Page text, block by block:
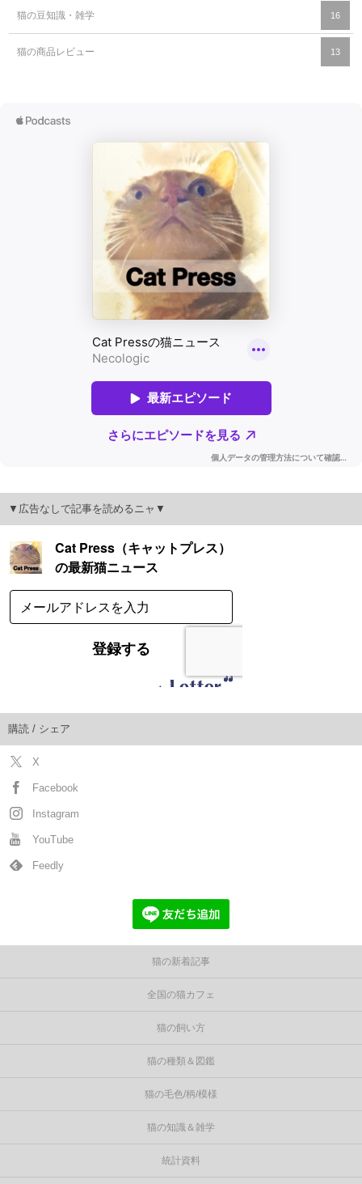
猫の豆知識・雑学 16
猫の商品レビュー 13
▼広告なしで記事を読めるニャ▼
購読 / シェア
X
Facebook
Instagram
YouTube
Feedly
猫の新着記事
全国の猫カフェ
猫の飼い方
猫の種類＆図鑑
猫の毛色/柄/模様
猫の知識＆雑学
統計資料